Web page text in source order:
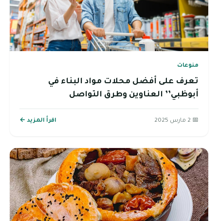
منوعات
تعرف على أفضل محلات مواد البناء في
أبوظبي’’ العناوين وطرق التواصل
📅 2 مارس 2025 اقرأ المزيد ←